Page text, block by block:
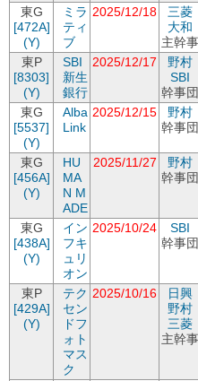
東G
[472A]
(Y)
ミラ
ティ
ブ
2025/12/18
三菱
大和
主幹事
東P
[8303]
(Y)
SBI
新生
銀行
2025/12/17
野村
SBI
幹事団
東G
[5537]
(Y)
Alba
Link
2025/12/15
野村
幹事団
東G
[456A]
(Y)
HU
MA
N M
ADE
2025/11/27
野村
幹事団
東G
[438A]
(Y)
イン
フキ
ュリ
オン
2025/10/24
SBI
幹事団
東P
[429A]
(Y)
テク
セン
ドフ
ォト
マス
ク
2025/10/16
日興
野村
三菱
主幹事